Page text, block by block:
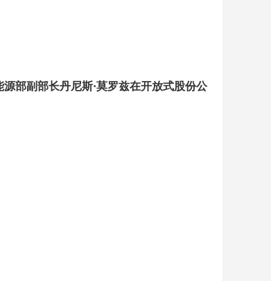
源部副部长丹尼斯·莫罗兹在开放式股份公